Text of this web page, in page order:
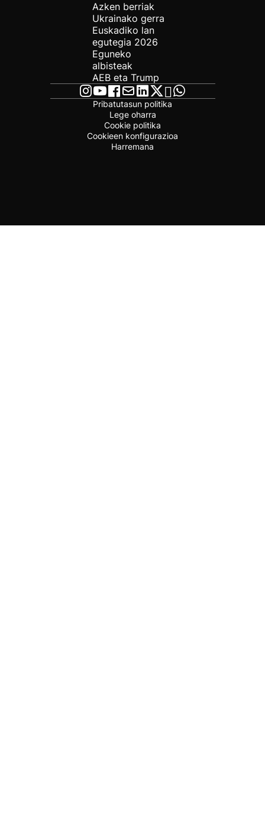
Azken berriak
Ukrainako gerra
Euskadiko lan
egutegia 2026
Eguneko
albisteak
AEB eta Trump
Pribatutasun politika
Lege oharra
Cookie politika
Cookieen konfigurazioa
Harremana